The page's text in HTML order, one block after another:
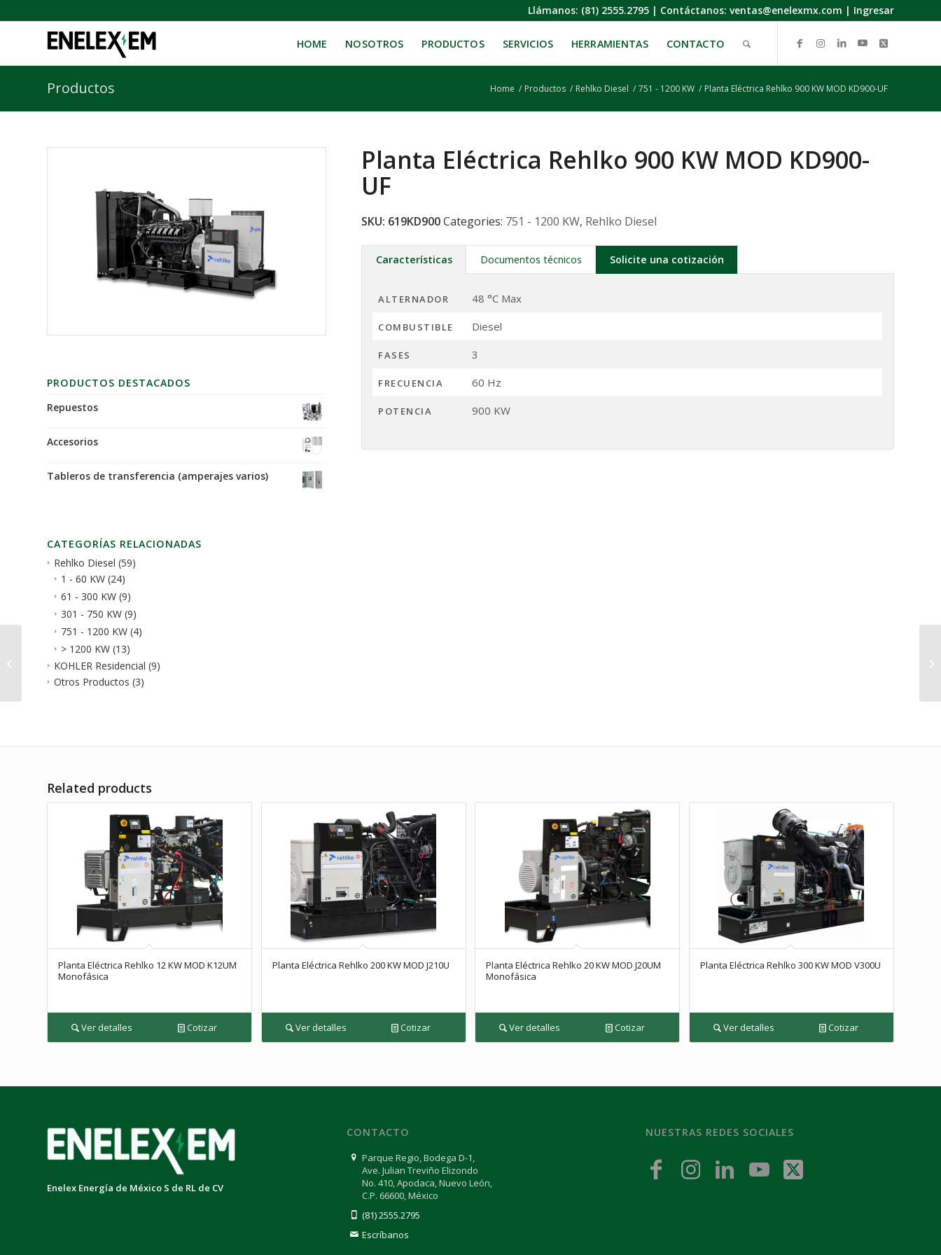
Llámanos: (81) 2555.2795 | Contáctanos: ventas@enelexmx.com | Ingresar
HOME NOSOTROS PRODUCTOS SERVICIOS HERRAMIENTAS CONTACTO
Productos Home / Productos / Rehlko Diesel / 751 - 1200 KW / Planta Eléctrica Rehlko 900 KW MOD KD900-UF
PRODUCTOS DESTACADOS
Repuestos
Accesorios
Tableros de transferencia (amperajes varios)
CATEGORÍAS RELACIONADAS
Rehlko Diesel (59)
1 - 60 KW (24)
61 - 300 KW (9)
301 - 750 KW (9)
751 - 1200 KW (4)
> 1200 KW (13)
KOHLER Residencial (9)
Otros Productos (3)
Planta Eléctrica Rehlko 900 KW MOD KD900-
UF
SKU: 619KD900Categories: 751 - 1200 KW, Rehlko Diesel
Características Documentos técnicos Solicite una cotización
ALTERNADOR 48 °C Max
COMBUSTIBLE Diesel
FASES 3
FRECUENCIA 60 Hz
POTENCIA 900 KW
Related products
Planta Eléctrica Rehlko 12 KW MOD K12UM
Monofásica
Ver detalles Cotizar
Planta Eléctrica Rehlko 200 KW MOD J210U
Ver detalles Cotizar
Planta Eléctrica Rehlko 20 KW MOD J20UM
Monofásica
Ver detalles Cotizar
Planta Eléctrica Rehlko 300 KW MOD V300U
Ver detalles Cotizar
Enelex Energía de México S de RL de CV
CONTACTO
Parque Regio, Bodega D-1,
Ave. Julian Treviño Elizondo
No. 410, Apodaca, Nuevo León,
C.P. 66600, México
(81) 2555.2795
Escríbanos
NUESTRAS REDES SOCIALES
Planta Eléctrica Rehlko
20 KW MOD K20U